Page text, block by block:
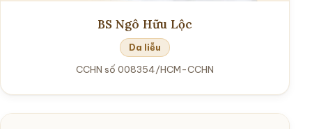
BS Ngô Hữu Lộc
Da liễu
CCHN số 008354/HCM-CCHN